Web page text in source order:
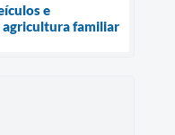
e
agricultura familiar